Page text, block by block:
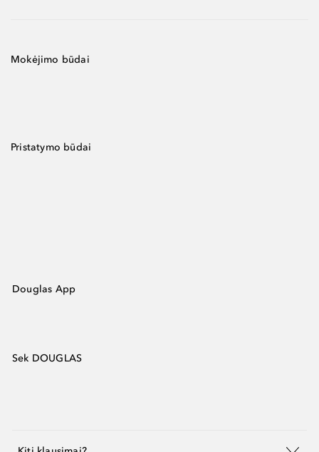
Mokėjimo būdai
Pristatymo būdai
Douglas App
Sek DOUGLAS